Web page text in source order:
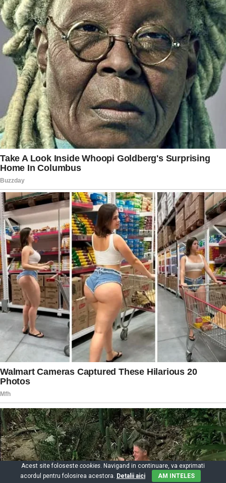
Acest site foloseste cookies. Navigand in continuare, va exprimati
acordul pentru folosirea acestora. Detalii aici AM INTELES